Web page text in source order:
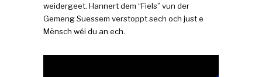
weidergeet. Hannert dem “Fiels” vun der
Gemeng Suessem verstoppt sech och just e
Mënsch wéi du an ech.